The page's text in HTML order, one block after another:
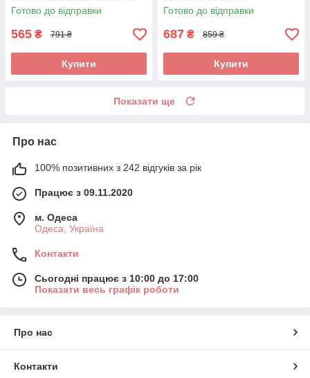
Готово до відправки
565 ₴ 791 ₴
Купити
Готово до відправки
687 ₴ 859 ₴
Купити
Показати ще
Про нас
100% позитивних з 242 відгуків за рік
Працює з 09.11.2020
м. Одеса
Одеса, Україна
Контакти
Сьогодні працює з 10:00 до 17:00
Показати весь графік роботи
Про нас
Контакти